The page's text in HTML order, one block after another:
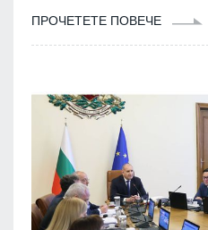
ПРОЧЕТЕТЕ ПОВЕЧЕ